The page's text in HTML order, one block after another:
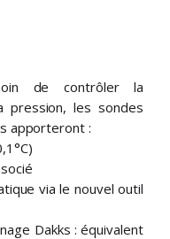
de contrôler la
pression, les sondes
apporteront :
via le nouvel outil
Dakks : équivalent